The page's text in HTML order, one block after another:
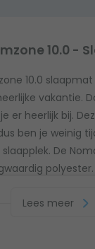
10.0 -
10.0
vakantie.
er heerlijk bij.
ben je weinig
De
van 5.0 of meer,
Lees meer